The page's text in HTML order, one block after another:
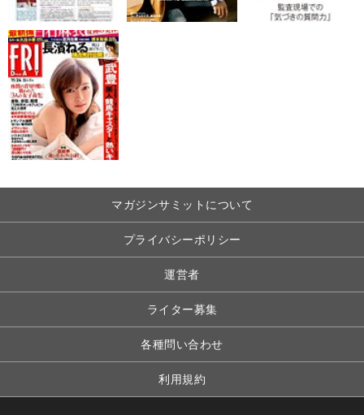
マガジンサミットについて
プライバシーポリシー
運営者
ライター募集
各種問い合わせ
利用規約